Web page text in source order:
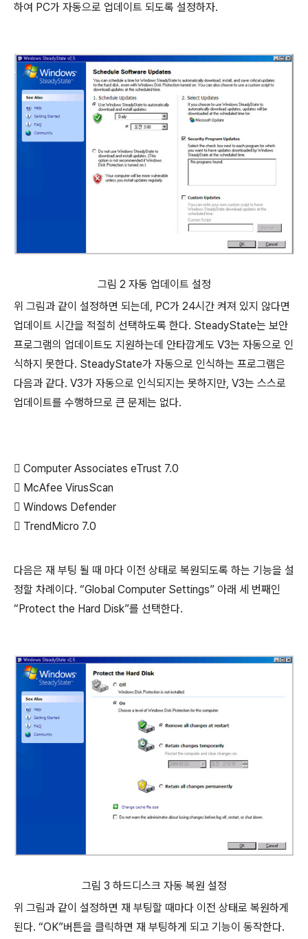
하여 PC가 자동으로 업데이트 되도록 설정하자.
그림 2 자동 업데이트 설정
위 그림과 같이 설정하면 되는데, PC가 24시간 켜져 있지 않다면
업데이트 시간을 적절히 선택하도록 한다. SteadyState는 보안
프로그램의 업데이트도 지원하는데 안타깝게도 V3는 자동으로 인
식하지 못한다. SteadyState가 자동으로 인식하는 프로그램은
다음과 같다. V3가 자동으로 인식되지는 못하지만, V3는 스스로
업데이트를 수행하므로 큰 문제는 없다.
 Computer Associates eTrust 7.0
 McAfee VirusScan
 Windows Defender
 TrendMicro 7.0
다음은 재 부팅 될 때 마다 이전 상태로 복원되도록 하는 기능을 설
정할 차례이다. “Global Computer Settings” 아래 세 번째인
“Protect the Hard Disk”를 선택한다.
그림 3 하드디스크 자동 복원 설정
위 그림과 같이 설정하면 재 부팅할 때마다 이전 상태로 복원하게
된다. “OK”버튼을 클릭하면 재 부팅하게 되고 기능이 동작한다.